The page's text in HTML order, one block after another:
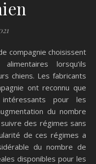
lorsqu’ils
chiens. Les fabricants
ont reconnu que
pour les
du nombre
des régimes sans
de ces régimes a
du nombre de
disponibles pour les